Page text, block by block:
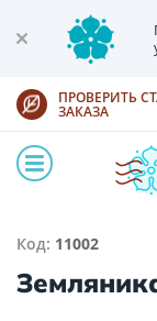
ПРОВЕРИТЬ
ЗАКАЗА
Код: 11002